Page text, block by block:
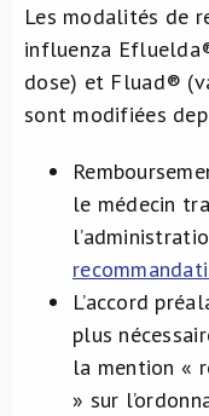
Les modalités de
influenza
dose) et Fluad®
sont modifiées
le médecin
L’accord
plus
la mention «
» sur